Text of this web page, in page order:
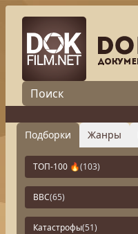
Подборки Жанры
ТОП-100 🔥(103)
BBC(65)
Катастрофы(51)